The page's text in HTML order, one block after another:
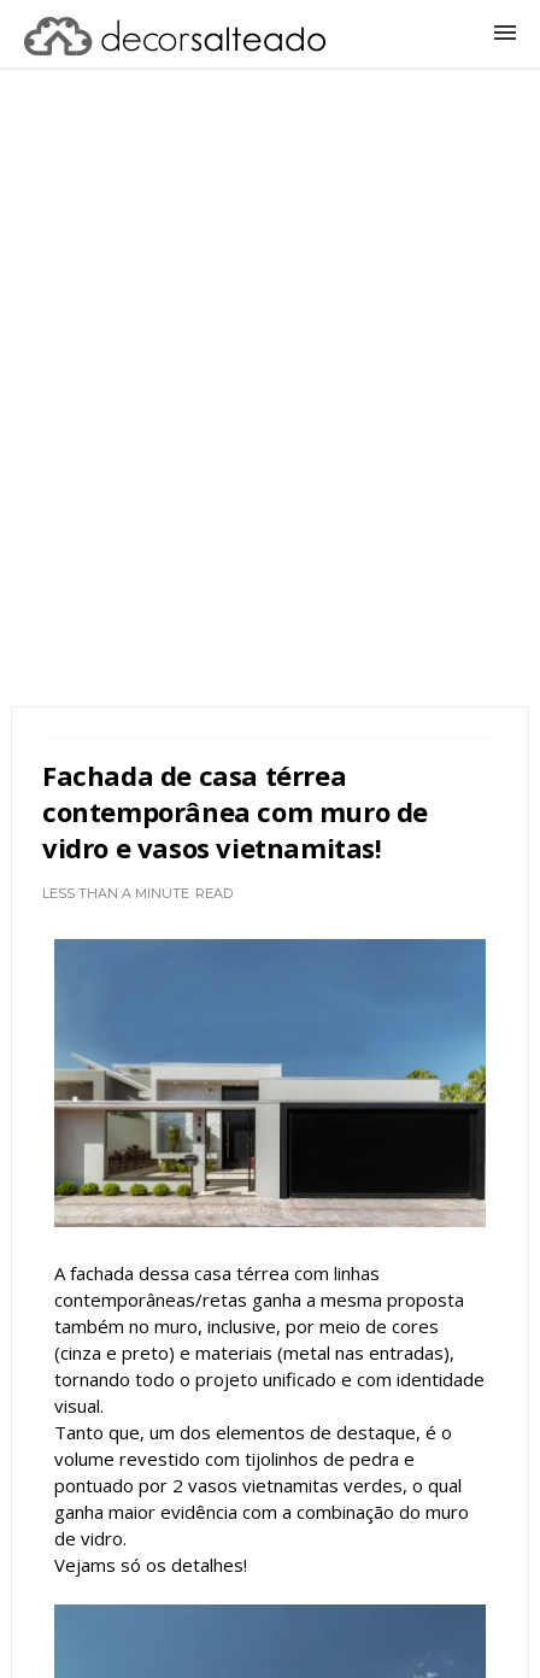
Fachada de casa térrea
contemporânea com muro de
vidro e vasos vietnamitas!
LESS THAN A MINUTE READ
A fachada dessa casa térrea com linhas
contemporâneas/retas ganha a mesma proposta
também no muro, inclusive, por meio de cores
(cinza e preto) e materiais (metal nas entradas),
tornando todo o projeto unificado e com identidade
visual.
Tanto que, um dos elementos de destaque, é o
volume revestido com tijolinhos de pedra e
pontuado por 2 vasos vietnamitas verdes, o qual
ganha maior evidência com a combinação do muro
de vidro.
Vejams só os detalhes!